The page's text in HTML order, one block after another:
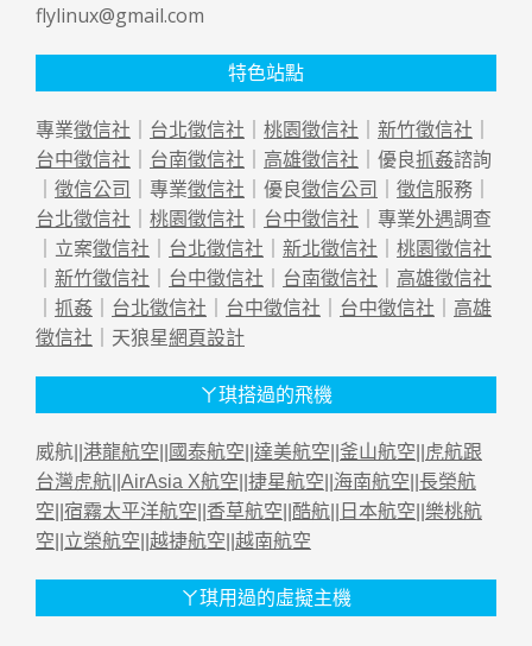
flylinux@gmail.com
特色站點
專業徵信社 ｜ 台北徵信社 ｜ 桃園徵信社 ｜ 新竹徵信社 ｜
台中徵信社 ｜ 台南徵信社 ｜ 高雄徵信社 ｜優良抓姦諮詢
｜ 徵信公司 ｜專業徵信社 ｜優良徵信公司 ｜ 徵信服務｜
台北徵信社 ｜ 桃園徵信社 ｜ 台中徵信社 ｜專業外遇調查
｜立案徵信社 ｜ 台北徵信社 ｜ 新北徵信社 ｜ 桃園徵信社
｜ 新竹徵信社 ｜ 台中徵信社 ｜ 台南徵信社 ｜ 高雄徵信社
｜ 抓姦 ｜ 台北徵信社 ｜ 台中徵信社 ｜ 台中徵信社 ｜ 高雄
徵信社 ｜天狼星網頁設計
ㄚ琪搭過的飛機
威航|| 港龍航空 國泰航空 達美航空 釜山航空
虎航跟
台灣虎航 AirAsia X航空 捷星航空 海南航空 長榮航
空 宿霧太平洋航空 香草航空 酷航 日本航空 樂桃航
空 立榮航空 越捷航空 越南航空
ㄚ琪用過的虛擬主機